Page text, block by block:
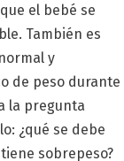
el bebé se
También es
y
de peso durante
la pregunta
¿qué se debe
sobrepeso?